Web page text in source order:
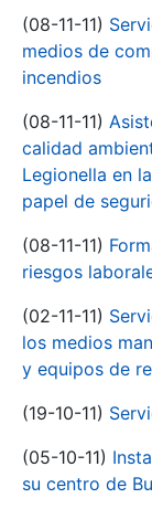
(08-11-11)
medios de
incendios
(08-11-11)
calidad
Legionella en
papel de
(08-11-11)
riesgos
(02-11-11)
los medios
y equipos de
(19-10-11)
(05-10-11)
su centro de